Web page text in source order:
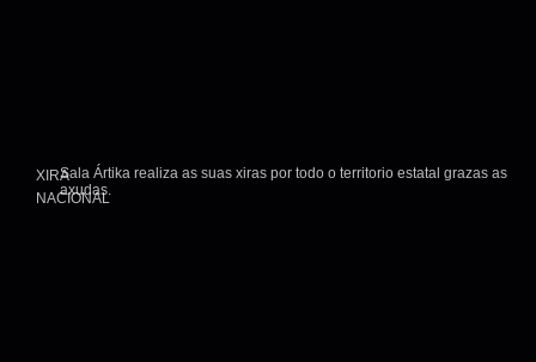
XIRA
NACIONAL
Sala Ártika realiza as suas xiras por todo o territorio estatal grazas as
axudas.